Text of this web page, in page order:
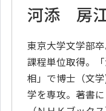
河添 房
東京大学文学部
課程単位取得。
相」で博士（文
学を専攻。著書